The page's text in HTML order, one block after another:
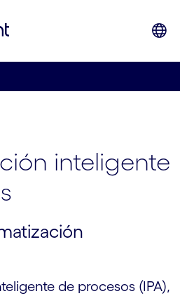
inteligente
de procesos (IPA),